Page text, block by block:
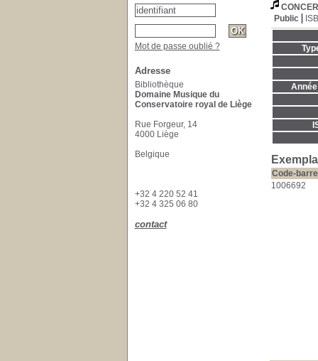
Public
Code-
1006692
Mot de passe oublié ?
Adresse
Bibliothèque
Domaine Musique du
Conservatoire royal de Liège
Rue Forgeur, 14
4000 Liège
Belgique
+32 4 220 52 41
+32 4 325 06 80
contact